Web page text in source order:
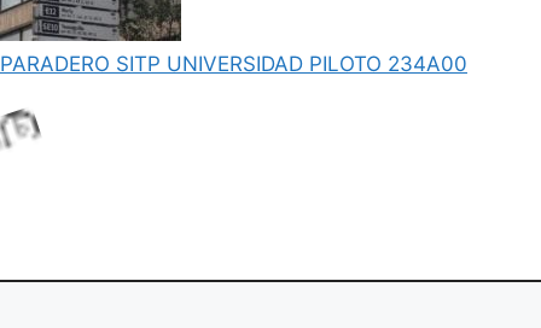
PARADERO SITP UNIVERSIDAD PILOTO 234A00
L
o
d
i
g
.